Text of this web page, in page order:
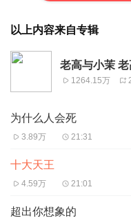
以上内容来自专辑
老高与小茉
1264.15万
为什么人会死
3.89万 21:31
十大天王
4.59万 21:01
超出你想象的